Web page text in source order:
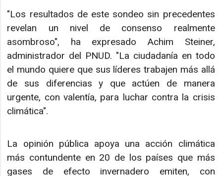
"Los resultados de este sondeo sin precedentes
revelan un nivel de consenso realmente
asombroso", ha expresado Achim Steiner,
administrador del PNUD. "La ciudadanía en todo
el mundo quiere que sus líderes trabajen más allá
de sus diferencias y que actúen de manera
urgente, con valentía, para luchar contra la crisis
climática".
La opinión pública apoya una acción climática
más contundente en 20 de los países que más
gases de efecto invernadero emiten, con